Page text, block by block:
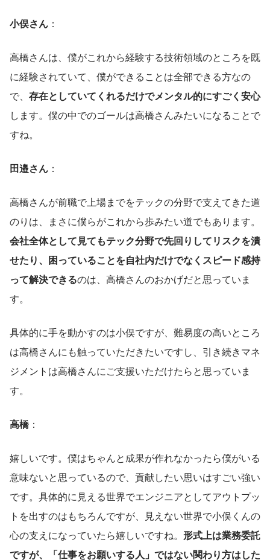
小俣さん ：
高橋さんは、僕がこれから経験する技術領域のところを既
に経験されていて、僕ができることは全部できる方なの
で、 存在としていてくれるだけでメンタル的にすごく安心
します。僕の中でのゴールは高橋さんみたいになることで
すね。
田邉さん ：
高橋さんが前職で上場までをテックの分野で支えてきた道
のりは、まさに僕らがこれから歩みたい道でもあります。
会社全体として見てもテック分野で先回りしてリスクを潰
せたり、困っていることを自社内だけでなくスピード感持
って解決できるのは、高橋さんのおかげだと思っていま
す。
具体的に手を動かすのは小俣ですが、難易度の高いところ
は高橋さんにも触っていただきたいですし、引き続きマネ
ジメントは高橋さんにご支援いただけたらと思っていま
す。
高橋：
嬉しいです。僕はちゃんと成果が作れなかったら僕がいる
意味ないと思っているので、貢献したい思いはすごい強い
です。具体的に見える世界でエンジニアとしてアウトプッ
トを出すのはもちろんですが、見えない世界で小俣くんの
心の支えになっていたら嬉しいですね。 形式上は業務委託
ですが、「仕事をお願いする人」ではない関わり方はした